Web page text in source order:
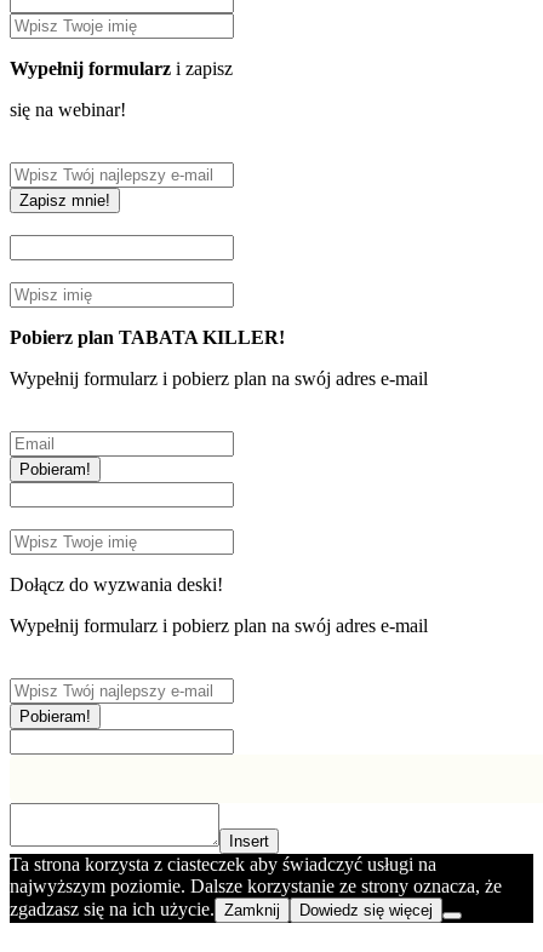
Wypełnij formularz i zapisz
się na webinar!
Zapisz mnie!
Pobierz plan TABATA KILLER!
Wypełnij formularz i pobierz plan na swój adres e-mail
Pobieram!
Dołącz do wyzwania deski!
Wypełnij formularz i pobierz plan na swój adres e-mail
Pobieram!
Insert
Ta strona korzysta z ciasteczek aby świadczyć usługi na
najwyższym poziomie. Dalsze korzystanie ze strony oznacza, że
zgadzasz się na ich użycie. Zamknij Dowiedz się więcej